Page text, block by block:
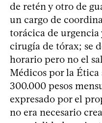
de retén y otro de
un cargo de
torácica de
cirugía de tórax; se
horario pero no el
Médicos por la
300.000 pesos
expresado por el
no era necesario